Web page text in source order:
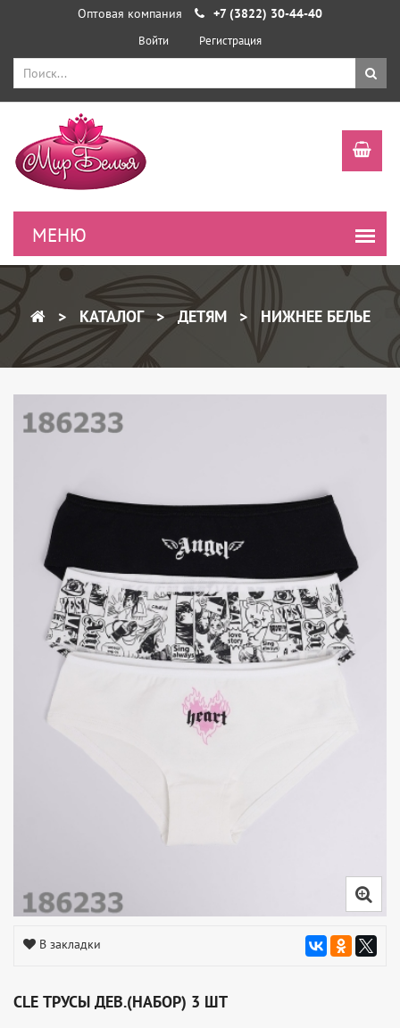
Оптовая компания +7 (3822) 30-44-40
Войти Регистрация
КАТАЛОГ ДЕТЯМ НИЖНЕЕ БЕЛЬЕ
В закладки
CLE ТРУСЫ ДЕВ.(НАБОР) 3 ШТ